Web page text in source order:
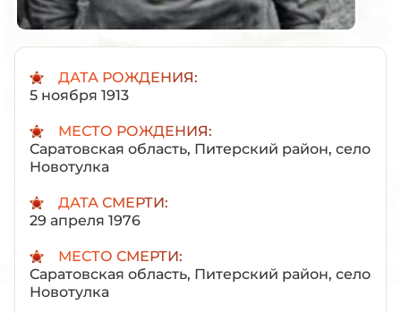
ДАТА РОЖДЕНИЯ:
5 ноября 1913
МЕСТО РОЖДЕНИЯ:
Саратовская область, Питерский район, село
Новотулка
ДАТА СМЕРТИ:
29 апреля 1976
МЕСТО СМЕРТИ:
Саратовская область, Питерский район, село
Новотулка